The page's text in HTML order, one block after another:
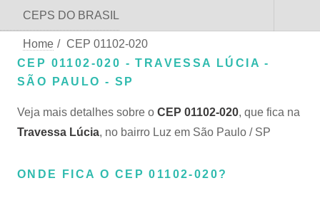
CEPS DO BRASIL
Home / CEP 01102-020
CEP 01102-020 - TRAVESSA LÚCIA -
SÃO PAULO - SP
Veja mais detalhes sobre o CEP 01102-020, que fica na
Travessa Lúcia, no bairro Luz em São Paulo / SP
ONDE FICA O CEP 01102-020?